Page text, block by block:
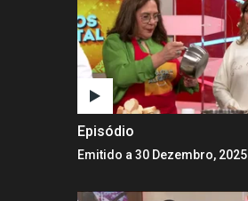
Episódio
Emitido a 30 Dezembro, 2025